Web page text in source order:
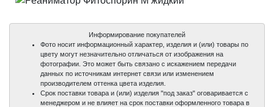
Информирование покупателей
Фото носит информационный характер, изделия и (или) товары по
цвету могут незначительно отличаться от изображения на
фотографии. Это может быть связано с искажением передачи
данных по источникам интернет связи или изменением
производителем оттенка цвета изделия.
Срок поставки товара и (или) изделия "под заказ" оговаривается с
менеджером и не влияет на срок поставки оформленного товара в